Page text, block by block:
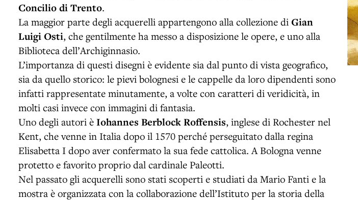
Concilio di Trento.
La maggior parte degli acquerelli appartengono alla collezione di Gian
Luigi Osti, che gentilmente ha messo a disposizione le opere, e uno alla
Biblioteca dell’Archiginnasio.
L’importanza di questi disegni è evidente sia dal punto di vista geografico,
sia da quello storico: le pievi bolognesi e le cappelle da loro dipendenti sono
infatti rappresentate minutamente, a volte con caratteri di veridicità, in
molti casi invece con immagini di fantasia.
Uno degli autori è Iohannes Berblock Roffensis, inglese di Rochester nel
Kent, che venne in Italia dopo il 1570 perché perseguitato dalla regina
Elisabetta I dopo aver confermato la sua fede cattolica. A Bologna venne
protetto e favorito proprio dal cardinale Paleotti.
Nel passato gli acquerelli sono stati scoperti e studiati da Mario Fanti e la
mostra è organizzata con la collaborazione dell’Istituto per la storia della